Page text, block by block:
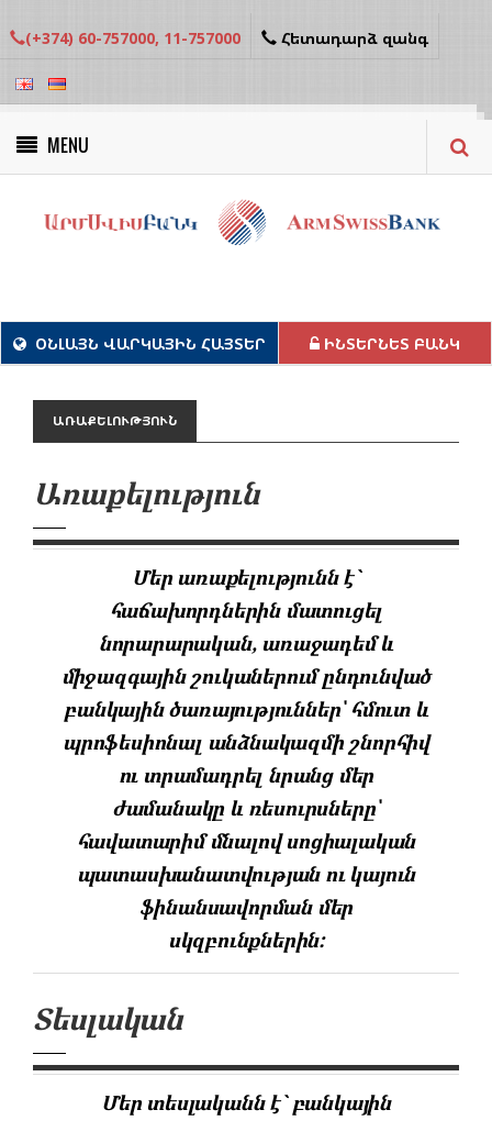
(+374) 60-757000, 11-757000 Հետադարձ զանգ
MENU
ՕՆԼԱՅՆ ՎԱՐԿԱՅԻՆ ՀԱՅՏԵՐ ԻՆՏԵՐՆԵՏ ԲԱՆԿ
ԱՌԱՔԵԼՈՒԹՅՈՒՆ
Առաքելություն
Մեր առաքելությունն է`
հաճախորդներին մատուցել
նորարարական, առաջադեմ և
միջազգային շուկաներում ընդունված
բանկային ծառայություններ՝ հմուտ և
պրոֆեսիոնալ անձնակազմի շնորհիվ
ու տրամադրել նրանց մեր
ժամանակը և ռեսուրսները՝
հավատարիմ մնալով սոցիալական
պատասխանատվության ու կայուն
ֆինանսավորման մեր
սկզբունքներին:
Տեսլական
Մեր տեսլականն է` բանկային